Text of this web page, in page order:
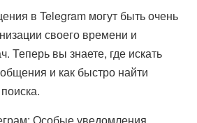
в Telegram могут быть очень
своего времени и
Теперь вы знаете, где искать
и как быстро найти